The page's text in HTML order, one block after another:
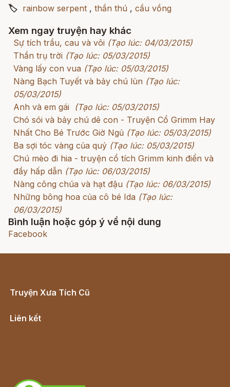
🏷 rainbow serpent , thần thú , cầu vồng
Xem ngay truyện hay khác
Sự tích trầu, cau và vôi (Tạo lúc: 04/03/2015)
Thần trụ trời (Tạo lúc: 05/03/2015)
Vàng lấy con vua (Tạo lúc: 05/03/2015)
Nàng Bạch Tuyết và bảy chú lùn (Tạo lúc:
05/03/2015)
Anh và em gái
(Tạo lúc: 05/03/2015)
Chó sói và bảy chú dê con - Truyện Cổ Grimm Hay
Nhất Cho Bé Trước Giờ Ngủ (Tạo lúc: 05/03/2015)
Ba sợi tóc vàng của quỷ (Tạo lúc: 05/03/2015)
Chú mèo đi hia - truyện cổ tích Grimm kinh điển và
đầy hấp dẫn (Tạo lúc: 06/03/2015)
Nàng công chúa và hạt đậu (Tạo lúc: 06/03/2015)
Những bông hoa của cô bé Ida (Tạo lúc:
06/03/2015)
Bình luận hoặc góp ý về nội dung
Facebook
Truyện Xưa Tích Cũ
Liên kết